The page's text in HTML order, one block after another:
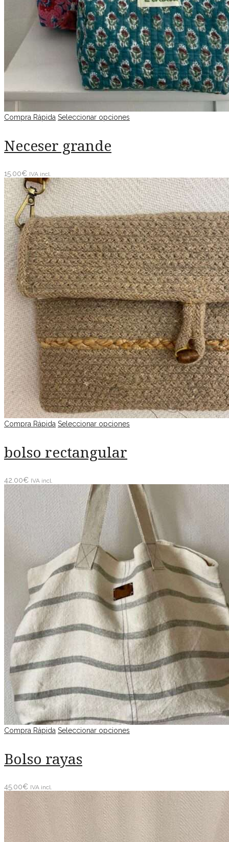
Compra Rápida Seleccionar opciones
Neceser grande
15.00€ IVA incl.
Compra Rápida Seleccionar opciones
bolso rectangular
42.00€ IVA incl.
Compra Rápida Seleccionar opciones
Bolso rayas
45.00€ IVA incl.